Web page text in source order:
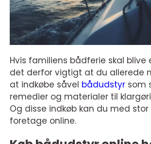
Hvis familiens bådferie skal blive
det derfor vigtigt at du allerede
at indkøbe såvel bådudstyr som
remedier og materialer til
Og disse indkøb kan du med
foretage online.